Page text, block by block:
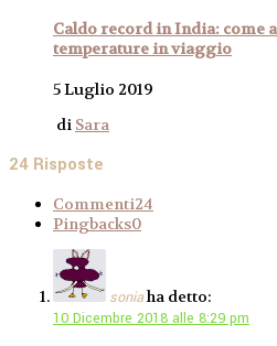
Caldo record in India: come
temperature in viaggio
5 Luglio 2019
di Sara
24 Risposte
Commenti24
Pingbacks0
soniaha detto:
10 Dicembre 2018 alle 8:29 pm